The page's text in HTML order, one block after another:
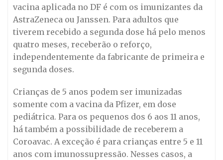
vacina aplicada no DF é com os imunizantes da
AstraZeneca ou Janssen. Para adultos que
tiverem recebido a segunda dose há pelo menos
quatro meses, receberão o reforço,
independentemente da fabricante de primeira e
segunda doses.
Crianças de 5 anos podem ser imunizadas
somente com a vacina da Pfizer, em dose
pediátrica. Para os pequenos dos 6 aos 11 anos,
há também a possibilidade de receberem a
Coroavac. A exceção é para crianças entre 5 e 11
anos com imunossupressão. Nesses casos, a